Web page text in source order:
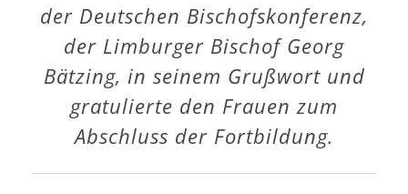
der Deutschen Bischofskonferenz,
der Limburger Bischof Georg
Bätzing, in seinem Grußwort und
gratulierte den Frauen zum
Abschluss der Fortbildung.